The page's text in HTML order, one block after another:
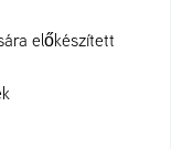
előkészített